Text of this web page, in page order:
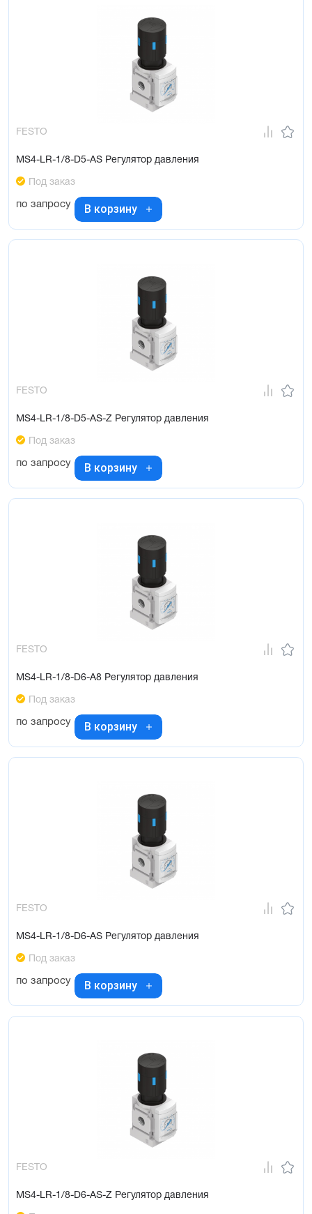
FESTO
MS4-LR-1/8-D5-AS Регулятор давления
Под заказ
по запросу В корзину
FESTO
MS4-LR-1/8-D5-AS-Z Регулятор давления
Под заказ
по запросу В корзину
FESTO
MS4-LR-1/8-D6-A8 Регулятор давления
Под заказ
по запросу В корзину
FESTO
MS4-LR-1/8-D6-AS Регулятор давления
Под заказ
по запросу В корзину
FESTO
MS4-LR-1/8-D6-AS-Z Регулятор давления